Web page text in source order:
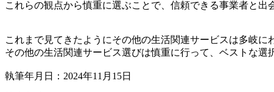
これらの観点から慎重に選ぶことで、信頼できる事業者と出
これまで見てきたようにその他の生活関連サービスは多岐に
その他の生活関連サービス選びは慎重に行って、ベストな選
執筆年月日：2024年11月15日